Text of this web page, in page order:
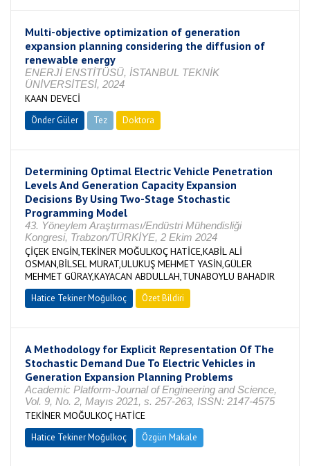
Multi-objective optimization of generation
expansion planning considering the diffusion of
renewable energy
ENERJİ ENSTİTÜSÜ, İSTANBUL TEKNİK
ÜNİVERSİTESİ, 2024
KAAN DEVECİ
Önder Güler Tez Doktora
Determining Optimal Electric Vehicle Penetration
Levels And Generation Capacity Expansion
Decisions By Using Two-Stage Stochastic
Programming Model
43. Yöneylem Araştırması/Endüstri Mühendisliği
Kongresi, Trabzon/TÜRKİYE, 2 Ekim 2024
ÇİÇEK ENGİN,TEKİNER MOĞULKOÇ HATİCE,KABİL ALİ
OSMAN,BİLSEL MURAT,ULUKUŞ MEHMET YASİN,GÜLER
MEHMET GÜRAY,KAYACAN ABDULLAH,TUNABOYLU BAHADIR
Hatice Tekiner Moğulkoç Özet Bildiri
A Methodology for Explicit Representation Of The
Stochastic Demand Due To Electric Vehicles in
Generation Expansion Planning Problems
Academic Platform-Journal of Engineering and Science,
Vol. 9, No. 2, Mayıs 2021, s. 257-263, ISSN: 2147-4575
TEKİNER MOĞULKOÇ HATİCE
Hatice Tekiner Moğulkoç Özgün Makale